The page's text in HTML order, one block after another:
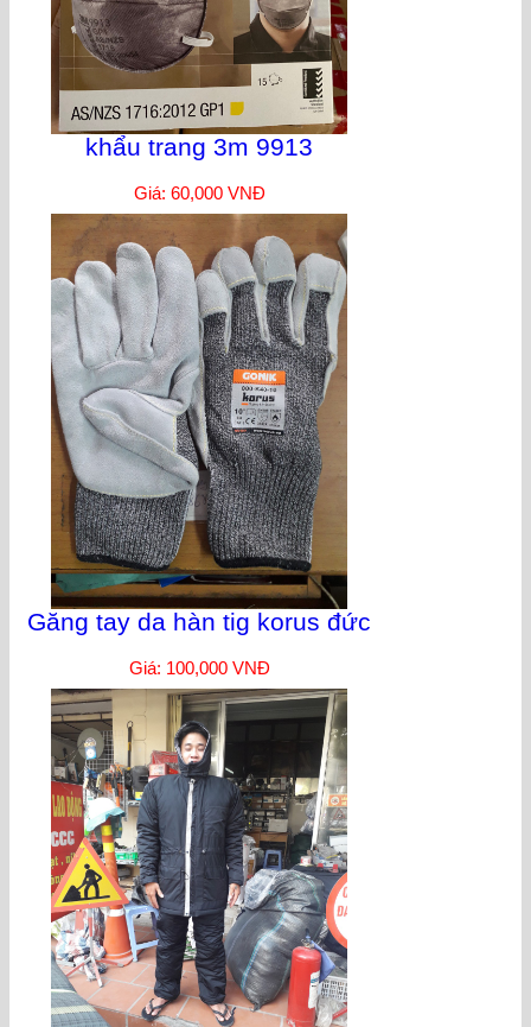
khẩu trang 3m 9913
Giá: 60,000 VNĐ
Găng tay da hàn tig korus đức
Giá: 100,000 VNĐ